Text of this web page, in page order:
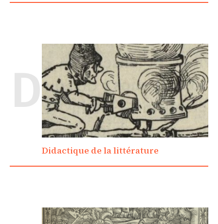
D
Didactique de la littérature